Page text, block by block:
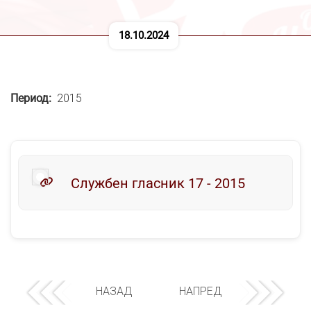
18.10.2024
Период 2015
Службен гласник 17 - 2015
НАЗАД НАПРЕД